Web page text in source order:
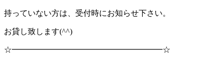
持っていない方は、受付時にお知らせ下さい。
お貸し致します(^^)
☆━━━━━━━━━━━━━━━━━━━☆